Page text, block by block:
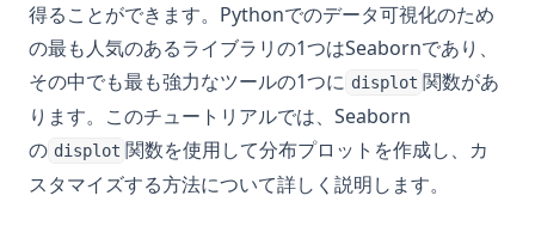
得ることができます。Pythonでのデータ可視化のため
の最も人気のあるライブラリの1つはSeabornであり、
その中でも最も強力なツールの1つに displot 関数があ
ります。このチュートリアルでは、Seaborn
の displot 関数を使用して分布プロットを作成し、カ
スタマイズする方法について詳しく説明します。